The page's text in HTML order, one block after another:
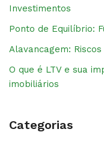
Investimentos
Ponto de Equilíbrio:
Alavancagem:
O que é LTV e sua
imobiliários
Categorias